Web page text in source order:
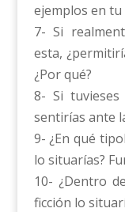
ejemplos en tu
7- Si
esta,
¿Por qué?
8- Si
sentirías ante
9- ¿En qué
lo situarías?
10- ¿Dentro
ficción lo